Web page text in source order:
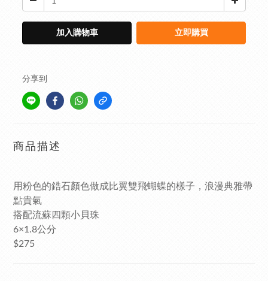
加入購物車 立即購買
分享到
商品描述
用粉色的鋯石顏色做成比翼雙飛蝴蝶的樣子，浪漫典雅帶
點貴氣
搭配流蘇四顆小貝珠
6×1.8公分
$275